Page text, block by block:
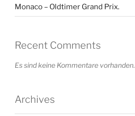
Monaco – Oldtimer Grand Prix.
Recent Comments
Es sind keine Kommentare vorhanden.
Archives